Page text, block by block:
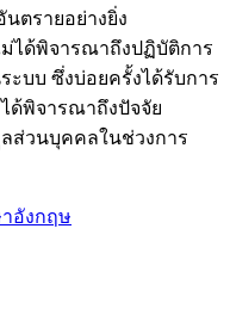
นตรายอย่างยิ่ง
ได้พิจารณาถึงปฏิบัติการ
บบ ซึ่งบ่อยครั้งได้รับการ
ด้พิจารณาถึงปัจจัย
ส่วนบุคคลในช่วงการ
อังกฤษ